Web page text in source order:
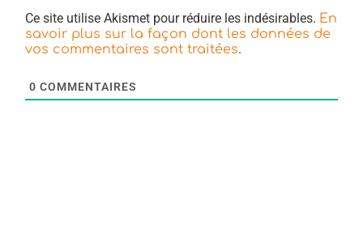
Ce site utilise Akismet pour réduire les indésirables. En
savoir plus sur la façon dont les données de
vos commentaires sont traitées.
0 COMMENTAIRES